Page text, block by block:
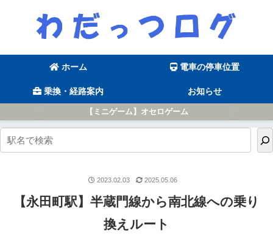
ホーム 電車の停車位置
乗換・経路案内 お知らせ
【ミニゲーム】オセロゲーム
【永田町駅】半蔵門線から南北線への乗り
換えルート
2023.02.03 2025.05.06